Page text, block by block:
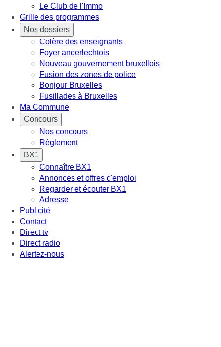
Le Club de l'Immo
Grille des programmes
Nos dossiers
Colère des enseignants
Foyer anderlechtois
Nouveau gouvernement bruxellois
Fusion des zones de police
Bonjour Bruxelles
Fusillades à Bruxelles
Ma Commune
Concours
Nos concours
Règlement
BX1
Connaître BX1
Annonces et offres d'emploi
Regarder et écouter BX1
Adresse
Publicité
Contact
Direct tv
Direct radio
Alertez-nous